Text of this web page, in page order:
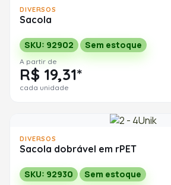
DIVERSOS
Sacola
SKU: 92902 Sem estoque
A partir de
R$ 19,31*
cada unidade
DIVERSOS
Sacola dobrável em rPET
SKU: 92930 Sem estoque